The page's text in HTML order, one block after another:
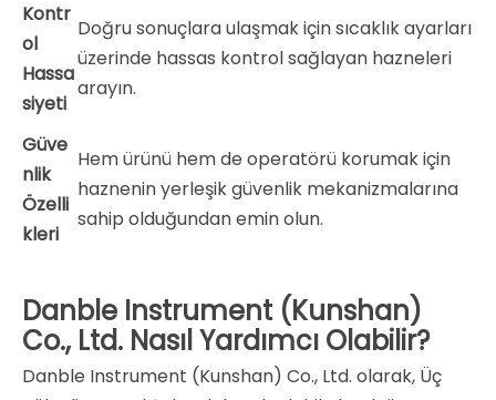
Kontr
ol
Hassa
siyeti
Doğru sonuçlara ulaşmak için sıcaklık ayarları
üzerinde hassas kontrol sağlayan hazneleri
arayın.
Güve
nlik
Özelli
kleri
Hem ürünü hem de operatörü korumak için
haznenin yerleşik güvenlik mekanizmalarına
sahip olduğundan emin olun.
Danble Instrument (Kunshan)
Co., Ltd. Nasıl Yardımcı Olabilir?
Danble Instrument (Kunshan) Co., Ltd. olarak, Üç